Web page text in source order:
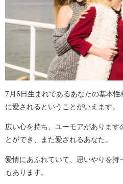
7月6日生まれであるあなたの基本性
に愛されるということがいえます。
広い心を持ち、ユーモアがあります
とができ、また愛されるあなた。
愛情にあふれていて、思いやりを持
もあります。